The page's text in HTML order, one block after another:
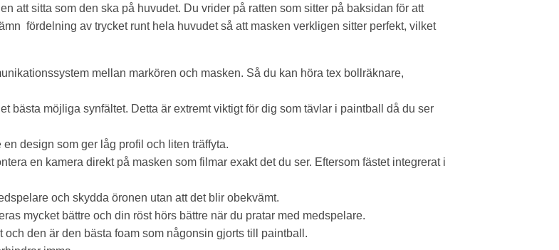
att sitta som den ska på huvudet. Du vrider på ratten som sitter på baksidan för att
fördelning av trycket runt hela huvudet så att masken verkligen sitter perfekt, vilket
mellan markören och masken. Så du kan höra tex bollräknare,
bästa möjliga synfältet. Detta är extremt viktigt för dig som tävlar i paintball då du ser
design som ger låg profil och liten träffyta.
en kamera direkt på masken som filmar exakt det du ser. Eftersom fästet integrerat i
och skydda öronen utan att det blir obekvämt.
mycket bättre och din röst hörs bättre när du pratar med medspelare.
den är den bästa foam som någonsin gjorts till paintball.